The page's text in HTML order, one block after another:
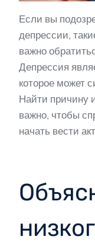
Если вы
депрессии,
важно
Депрессия
которое может
Найти причину
важно, чтобы
начать вести